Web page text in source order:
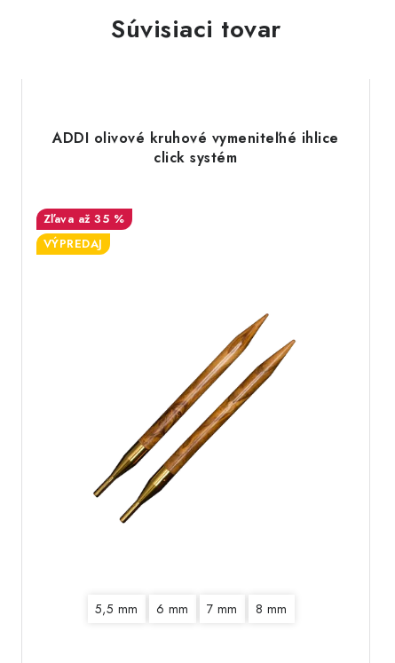
Súvisiaci tovar
6 mm 6,5 mm 7 mm 8 mm
ADDI olivové kruhové vymeniteľné ihlice
click systém
až 35 %
VÝPREDAJ
5,5 mm 6 mm 7 mm 8 mm